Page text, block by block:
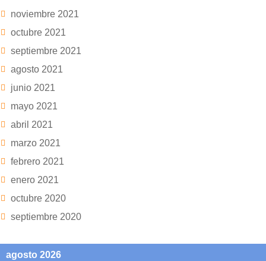
noviembre 2021
octubre 2021
septiembre 2021
agosto 2021
junio 2021
mayo 2021
abril 2021
marzo 2021
febrero 2021
enero 2021
octubre 2020
septiembre 2020
agosto 2026